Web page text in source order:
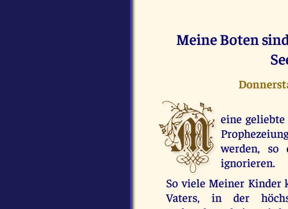
Meine Boten
M eine geliebte
werden,
ignorieren.
So viele Meiner Kinder
Vaters, in der